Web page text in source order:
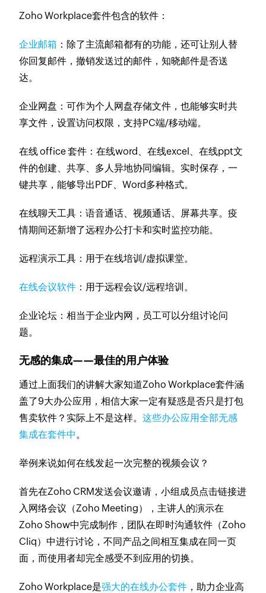
Zoho Workplace套件包含的软件：
企业邮箱 ：除了主流邮箱都有的功能，还可让别人替
你回复邮件，撤销发送过的邮件，知晓邮件是否送
达。
企业网盘：可作为个人网盘存储文件，也能够实时共
享文件，设置访问权限，支持PC端/移动端。
在线 office 套件：在线word、在线excel、在线ppt文
件的创建、共享、多人异地协同编辑。实时保存，一
键共享，能够导出PDF、Word多种格式。
在线聊天工具：语音通话、视频通话、屏幕共享。疫
情期间还新增了远程办公打卡和实时监控功能。
远程演示工具：用于在线培训/虚拟课堂。
在线会议软件 ：用于远程会议/远程培训。
企业论坛：相当于企业内网，员工可以分组讨论问
题。
无感的集成——最佳的用户体验
通过上面我们的讲解大家知道Zoho Workplace套件涵
盖了9大办公应用，相信大家一定有疑惑是否只是打包
售卖软件？实际上不是这样。这些办公应用全部无感
集成在套件中。
举例来说如何在线发起一次完整的视频会议？
首先在Zoho CRM发送会议邀请，小组成员点击链接进
入网络会议（Zoho Meeting），主讲人的演示在
Zoho Show中完成制作，团队在即时沟通软件（Zoho
Cliq）中进行讨论，不同产品之间相互集成在同一页
面，而使用者却完全感受不到应用的切换。
Zoho Workplace是强大的在线办公套件 ，助力企业高